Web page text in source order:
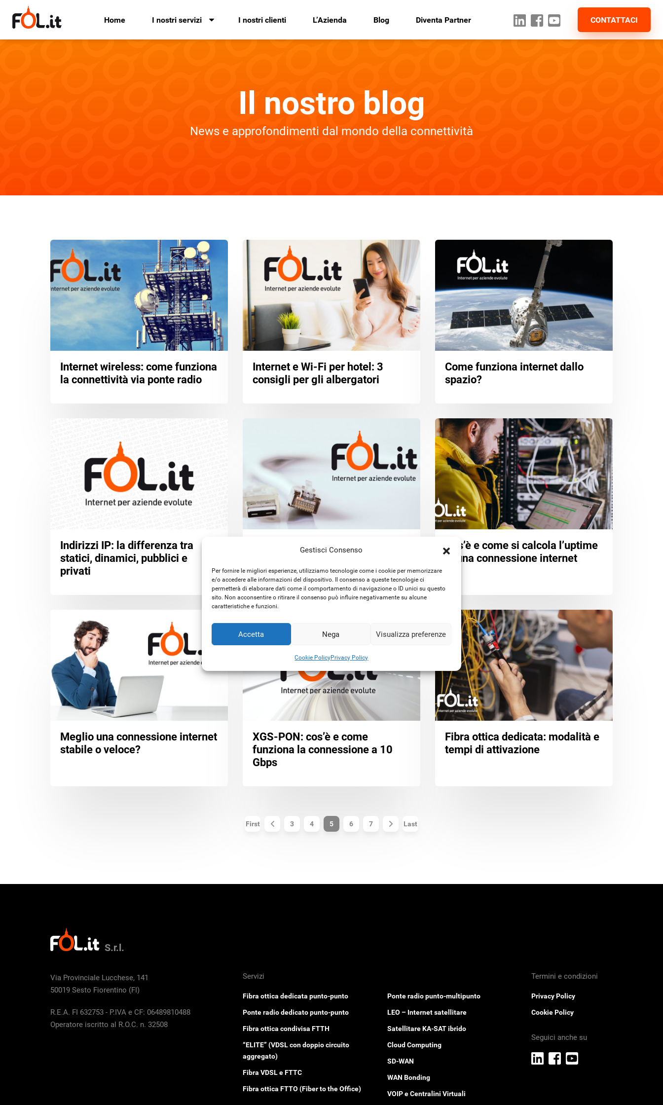
Gestisci Consenso
Per fornire le migliori esperienze, utilizziamo tecnologie come i cookie per memorizzare
e/o accedere alle informazioni del dispositivo. Il consenso a queste tecnologie ci
permetterà di elaborare dati come il comportamento di navigazione o ID unici su questo
sito. Non acconsentire o ritirare il consenso può influire negativamente su alcune
caratteristiche e funzioni.
Accetta Nega Visualizza preferenze
Cookie PolicyPrivacy Policy
Home I nostri servizi I nostri clienti L’Azienda Blog Diventa Partner CONTATTACI
Il nostro blog
News e approfondimenti dal mondo della connettività
Internet wireless: come funziona
la connettività via ponte radio
Internet e Wi-Fi per hotel: 3
consigli per gli albergatori
Come funziona internet dallo
spazio?
Indirizzi IP: la differenza tra
statici, dinamici, pubblici e
privati
WAN Bonding: come funziona
Cos’è e come si calcola l’uptime
di una connessione internet
Meglio una connessione internet
stabile o veloce?
XGS-PON: cos’è e come
funziona la connessione a 10
Gbps
Fibra ottica dedicata: modalità e
tempi di attivazione
First 3 4 5 6 7 Last
S.r.l.
Via Provinciale Lucchese, 141
50019 Sesto Fiorentino (FI)
R.E.A. FI 632753 - P.IVA e CF: 06489810488
Operatore iscritto al R.O.C. n. 32508
Servizi
Fibra ottica dedicata punto-punto
Ponte radio dedicato punto-punto
Fibra ottica condivisa FTTH
“ELITE” (VDSL con doppio circuito
aggregato)
Fibra VDSL e FTTC
Fibra ottica FTTO (Fiber to the Office)
Ponte radio punto-multipunto
LEO – Internet satellitare
Satellitare KA-SAT ibrido
Cloud Computing
SD-WAN
WAN Bonding
VOIP e Centralini Virtuali
Termini e condizioni
Privacy Policy
Cookie Policy
Seguici anche su